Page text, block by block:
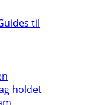
til
holdet